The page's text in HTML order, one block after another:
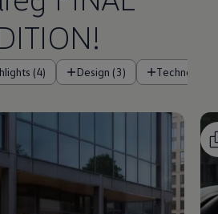
(4) Design (3)